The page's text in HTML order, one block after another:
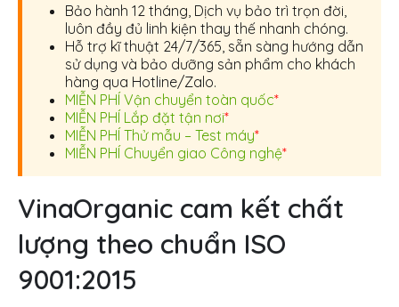
Bảo hành 12 tháng, Dịch vụ bảo trì trọn đời,
luôn đầy đủ linh kiện thay thế nhanh chóng.
Hỗ trợ kĩ thuật 24/7/365, sẵn sàng hướng dẫn
sử dụng và bảo dưỡng sản phẩm cho khách
hàng qua Hotline/Zalo.
MIỄN PHÍ Vận chuyển toàn quốc*
MIỄN PHÍ Lắp đặt tận nơi*
MIỄN PHÍ Thử mẫu – Test máy*
MIỄN PHÍ Chuyển giao Công nghệ*
VinaOrganic cam kết chất
lượng theo chuẩn ISO
9001:2015